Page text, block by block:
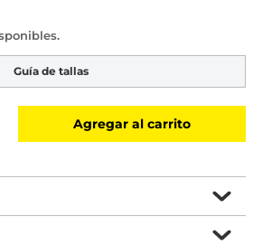
Guía de tallas
Agregar al carrito